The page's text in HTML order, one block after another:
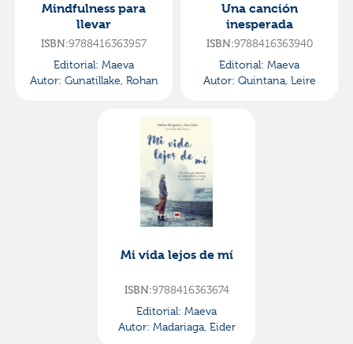
Mindfulness para
llevar
ISBN:9788416363957
Editorial: Maeva
Autor: Gunatillake, Rohan
Una canción
inesperada
ISBN:9788416363940
Editorial: Maeva
Autor: Quintana, Leire
Mi vida lejos de mí
ISBN:9788416363674
Editorial: Maeva
Autor: Madariaga, Eider